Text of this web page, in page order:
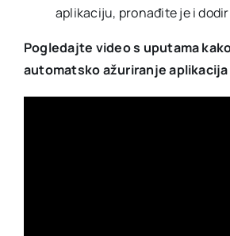
aplikaciju, pronađite je i
Pogledajte video s uputama
automatsko ažuriranje aplikacija